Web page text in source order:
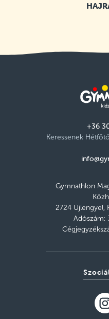
+36
Keressenek
Gymnathlon
2724 Újlengyel,
Adószám: